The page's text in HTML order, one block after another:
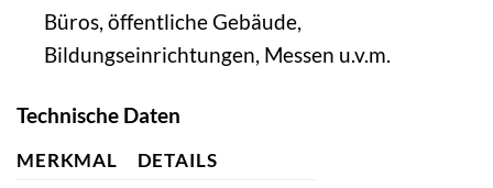
Büros, öffentliche Gebäude,
Bildungseinrichtungen, Messen u.v.m.
Technische Daten
MERKMAL
DETAILS